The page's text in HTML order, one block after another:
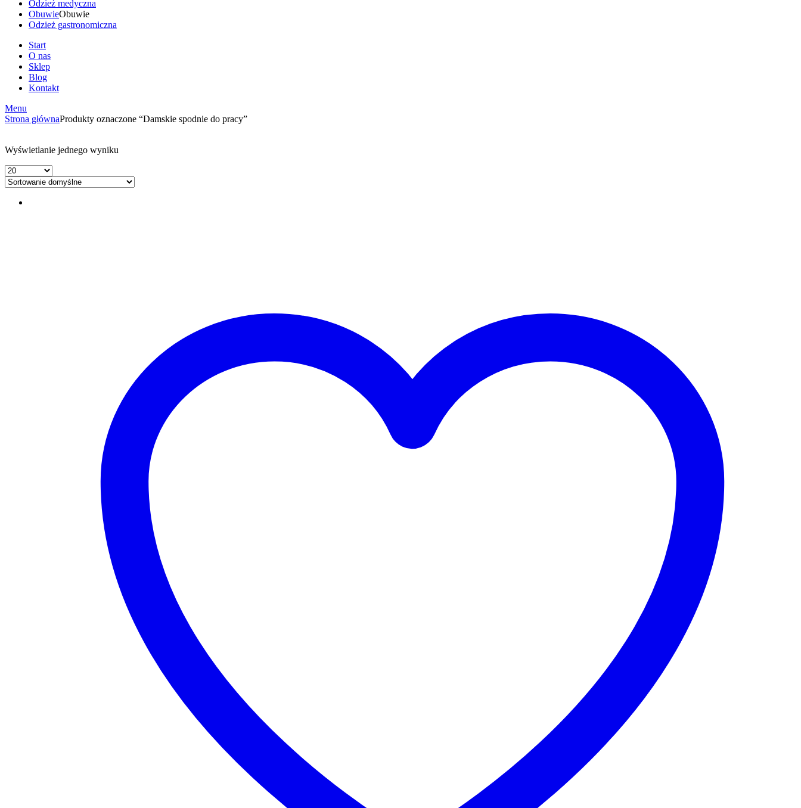
Odzież medyczna
ObuwieObuwie
Odzież gastronomiczna
Start
O nas
Sklep
Blog
Kontakt
Menu
Strona głównaProdukty oznaczone “Damskie spodnie do pracy”
Wyświetlanie jednego wyniku